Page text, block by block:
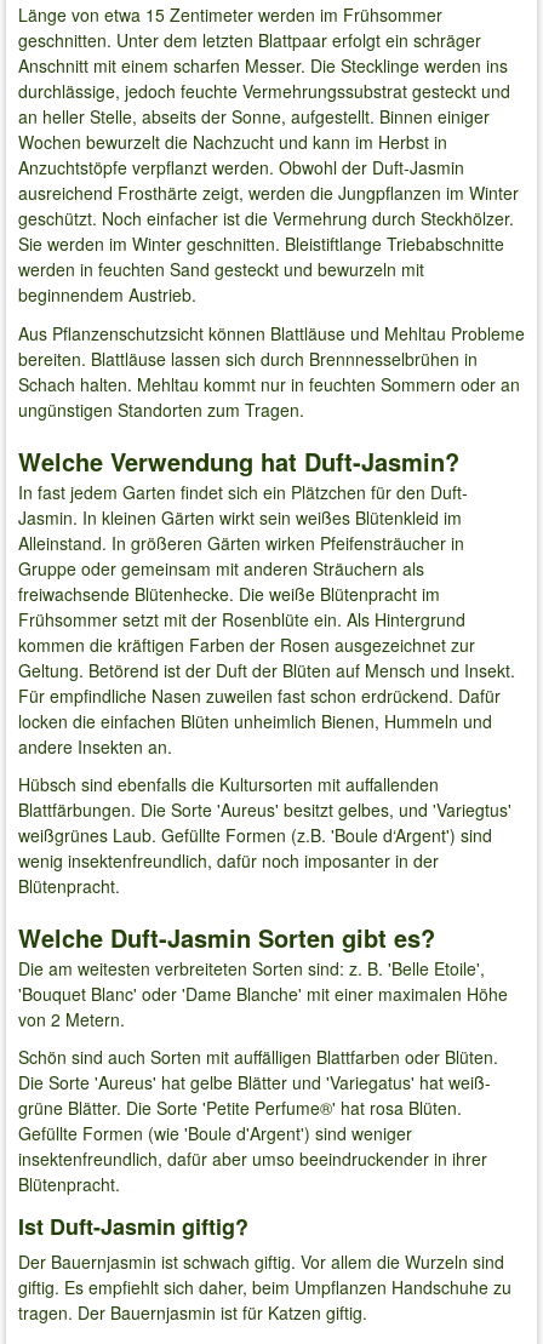
Länge von etwa 15 Zentimeter werden im Frühsommer
geschnitten. Unter dem letzten Blattpaar erfolgt ein schräger
Anschnitt mit einem scharfen Messer. Die Stecklinge werden ins
durchlässige, jedoch feuchte Vermehrungssubstrat gesteckt und
an heller Stelle, abseits der Sonne, aufgestellt. Binnen einiger
Wochen bewurzelt die Nachzucht und kann im Herbst in
Anzuchtstöpfe verpflanzt werden. Obwohl der Duft-Jasmin
ausreichend Frosthärte zeigt, werden die Jungpflanzen im Winter
geschützt. Noch einfacher ist die Vermehrung durch Steckhölzer.
Sie werden im Winter geschnitten. Bleistiftlange Triebabschnitte
werden in feuchten Sand gesteckt und bewurzeln mit
beginnendem Austrieb.
Aus Pflanzenschutzsicht können Blattläuse und Mehltau Probleme
bereiten. Blattläuse lassen sich durch Brennnesselbrühen in
Schach halten. Mehltau kommt nur in feuchten Sommern oder an
ungünstigen Standorten zum Tragen.
Welche Verwendung hat Duft-Jasmin?
In fast jedem Garten findet sich ein Plätzchen für den Duft-
Jasmin. In kleinen Gärten wirkt sein weißes Blütenkleid im
Alleinstand. In größeren Gärten wirken Pfeifensträucher in
Gruppe oder gemeinsam mit anderen Sträuchern als
freiwachsende Blütenhecke. Die weiße Blütenpracht im
Frühsommer setzt mit der Rosenblüte ein. Als Hintergrund
kommen die kräftigen Farben der Rosen ausgezeichnet zur
Geltung. Betörend ist der Duft der Blüten auf Mensch und Insekt.
Für empfindliche Nasen zuweilen fast schon erdrückend. Dafür
locken die einfachen Blüten unheimlich Bienen, Hummeln und
andere Insekten an.
Hübsch sind ebenfalls die Kultursorten mit auffallenden
Blattfärbungen. Die Sorte 'Aureus' besitzt gelbes, und 'Variegtus'
weißgrünes Laub. Gefüllte Formen (z.B. 'Boule d‘Argent') sind
wenig insektenfreundlich, dafür noch imposanter in der
Blütenpracht.
Welche Duft-Jasmin Sorten gibt es?
Die am weitesten verbreiteten Sorten sind: z. B. 'Belle Etoile',
'Bouquet Blanc' oder 'Dame Blanche' mit einer maximalen Höhe
von 2 Metern.
Schön sind auch Sorten mit auffälligen Blattfarben oder Blüten.
Die Sorte 'Aureus' hat gelbe Blätter und 'Variegatus' hat weiß-
grüne Blätter. Die Sorte 'Petite Perfume®' hat rosa Blüten.
Gefüllte Formen (wie 'Boule d'Argent') sind weniger
insektenfreundlich, dafür aber umso beeindruckender in ihrer
Blütenpracht.
Ist Duft-Jasmin giftig?
Der Bauernjasmin ist schwach giftig. Vor allem die Wurzeln sind
giftig. Es empfiehlt sich daher, beim Umpflanzen Handschuhe zu
tragen. Der Bauernjasmin ist für Katzen giftig.